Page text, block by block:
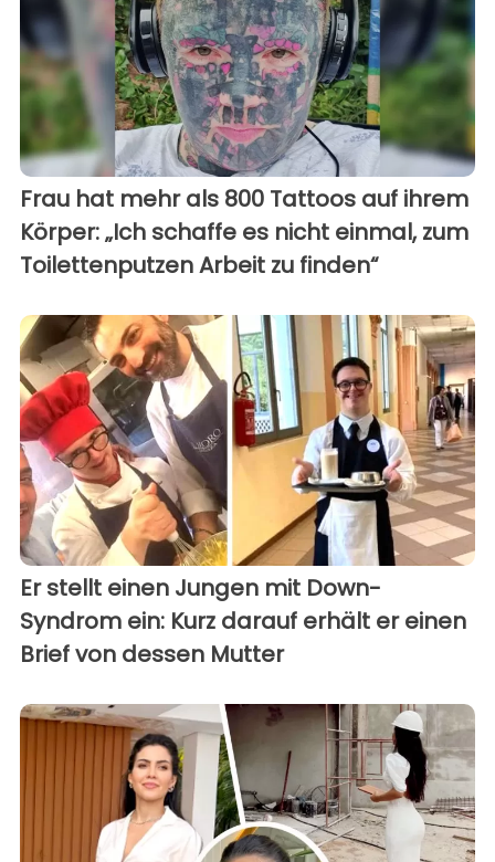
Frau hat mehr als 800 Tattoos auf ihrem
Körper: „Ich schaffe es nicht einmal, zum
Toilettenputzen Arbeit zu finden“
Er stellt einen Jungen mit Down-
Syndrom ein: Kurz darauf erhält er einen
Brief von dessen Mutter